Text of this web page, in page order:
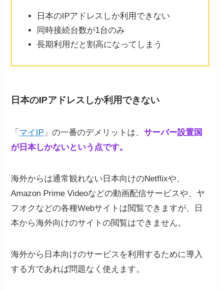
日本のIPアドレスしか利用できない
同時接続台数が1台のみ
長期利用だと割高になってしまう
日本のIPアドレスしか利用できない
「 マイIP 」の一番のデメリットは、サーバー設置国
が日本しかないという点です。
海外からは通常観れない日本向けのNetflixや、
Amazon Prime Videoなどの動画配信サービスや、ヤ
フオクなどの各種Webサイトは閲覧できますが、日
本から海外向けのサイトの閲覧はできません。
海外から日本向けのサービスを利用するために導入
する方であれば問題なく使えます。